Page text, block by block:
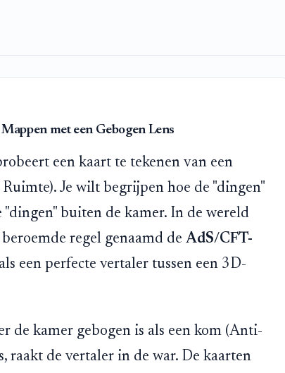
met een Gebogen Lens
een kaart te tekenen van een
Je wilt begrijpen hoe de "dingen"
buiten de kamer. In de wereld
regel genaamd de AdS/CFT-
een perfecte vertaler tussen een 3D-
de kamer gebogen is als een kom (Anti-
raakt de vertaler in de war. De kaarten